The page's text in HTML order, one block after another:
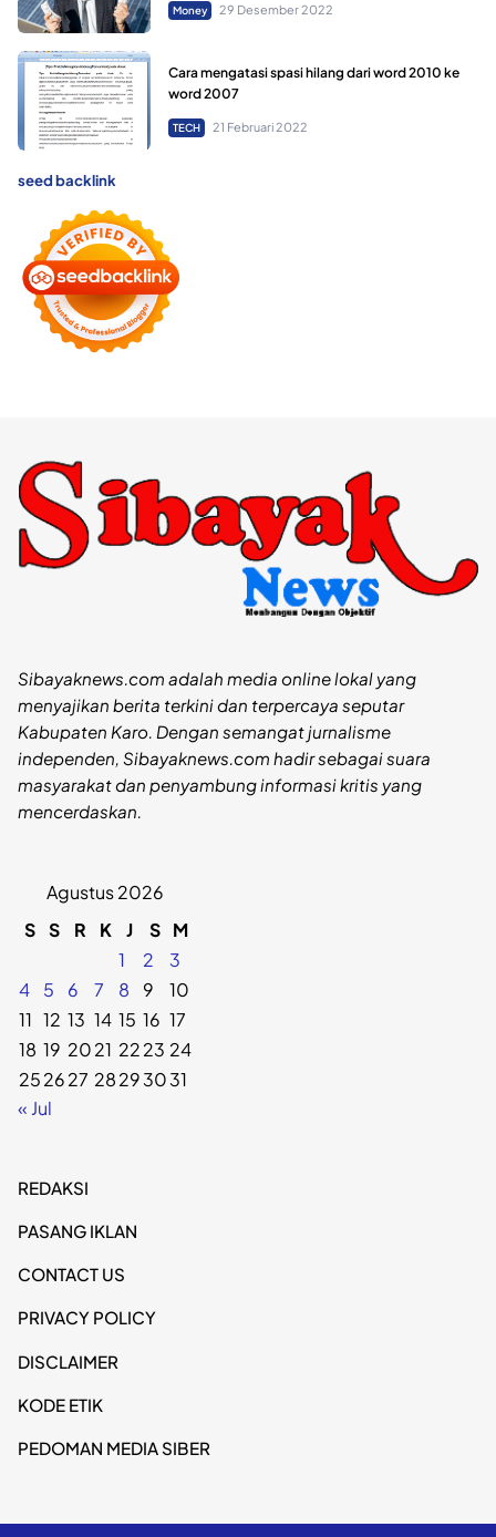
Money 29 Desember 2022
Cara mengatasi spasi hilang dari word 2010 ke
word 2007
TECH 21 Februari 2022
seed backlink
Sibayaknews.com adalah media online lokal yang
menyajikan berita terkini dan terpercaya seputar
Kabupaten Karo. Dengan semangat jurnalisme
independen, Sibayaknews.com hadir sebagai suara
masyarakat dan penyambung informasi kritis yang
mencerdaskan.
Agustus 2026
S S R K J S M
1
2
3
4
5 6 7 8 9
10
11 12 13 14 15 16 17
18 19 2021 2223 24
252627 28293031
« Jul
REDAKSI
PASANG IKLAN
CONTACT US
PRIVACY POLICY
DISCLAIMER
KODE ETIK
PEDOMAN MEDIA SIBER